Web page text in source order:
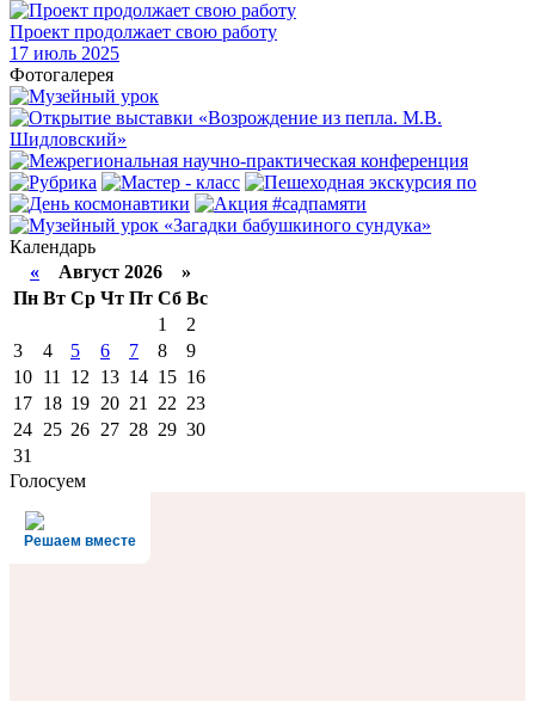
Проект продолжает свою работу
17 июль 2025
Фотогалерея
Календарь
« Август 2026 »
Пн Вт Ср Чт Пт Сб Вс
1
2
3
4 5 6 7 8
9
10 11 12 13 14 15 16
17 18 19 20 21 22 23
24 25 26 27 28 29 30
31
Голосуем
Решаем вместе